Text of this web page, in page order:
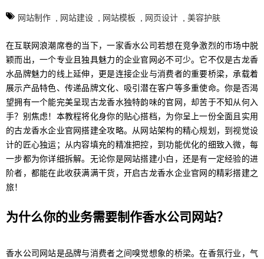
网站制作 网站建设 网站模板 网页设计 美容护肤
在互联网浪潮席卷的当下，一家香水公司若想在竞争激烈的市场中脱
颖而出，一个专业且独具魅力的企业官网必不可少。它不仅是古龙香
水品牌魅力的线上延伸，更是连接企业与消费者的重要桥梁，承载着
展示产品特色、传递品牌文化、吸引潜在客户等多重使命。你是否渴
望拥有一个能完美呈现古龙香水独特韵味的官网，却苦于不知从何入
手？别焦虑！本教程将化身你的贴心搭档，为你呈上一份全面且实用
的古龙香水企业官网搭建全攻略。从网站架构的精心规划，到视觉设
计的匠心独运；从内容填充的精准把控，到功能优化的细致入微，每
一步都为你详细拆解。无论你是网站搭建小白，还是有一定经验的进
阶者，都能在此收获满满干货，开启古龙香水企业官网的精彩搭建之
旅！
为什么你的业务需要制作香水公司网站？
香水公司网站是品牌与消费者之间嗅觉想象的桥梁。在香氛行业，气